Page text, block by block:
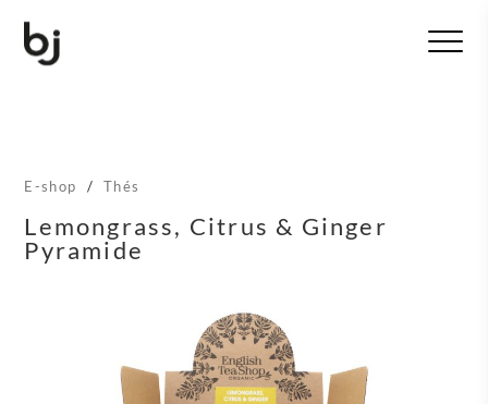
T
E-shop / Thés
Lemongrass, Citrus & Ginger
Pyramide